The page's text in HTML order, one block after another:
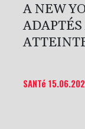
A NEW
SANTé